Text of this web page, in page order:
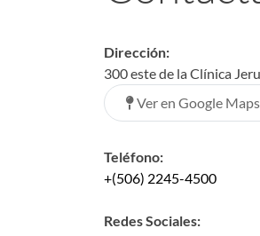
Dirección:
300 este de la Clínica
Ver en Google Maps
Teléfono:
+(506) 2245-4500
Redes Sociales: